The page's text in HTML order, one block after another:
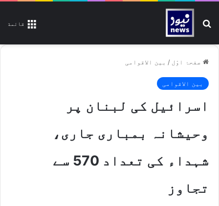
قائمة تلاش کیجیے
صفحۂ اوّل / بین الاقوامی
بین الاقوامی
اسرائیل کی لبنان پر
وحیشانہ بمباری جاری،
شہداء کی تعداد 570 سے
تجاوز